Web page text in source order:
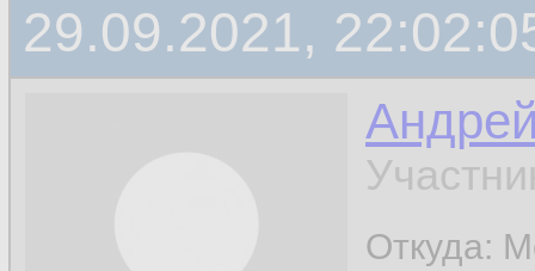
29.09.2021,
Откуда: